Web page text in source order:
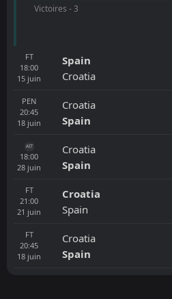
Victoires - 3
FT
18:00
15 juin
Spain
Croatia
PEN
20:45
18 juin
Croatia
Spain
AET
18:00
28 juin
Croatia
Spain
FT
21:00
21 juin
Croatia
Spain
FT
20:45
18 juin
Croatia
Spain